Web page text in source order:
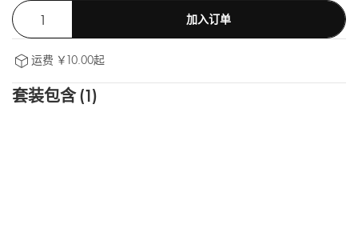
加入订单
运费 ￥10.00起
套装包含 (1)